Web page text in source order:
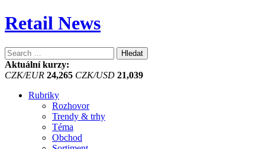
Retail News
Vyhledávání
Aktuální kurzy:
CZK/EUR 24,265 CZK/USD 21,039
Rubriky
Rozhovor
Trendy & trhy
Téma
Obchod